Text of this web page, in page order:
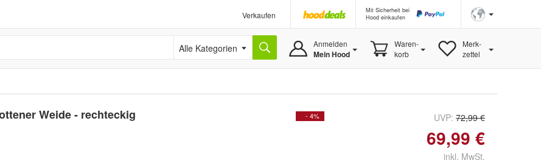
Verkaufen
Mit Sicherheit bei
Hood einkaufen
Alle Kategorien Anmelden
Mein Hood
Waren-
korb
Merk-
zettel
Weide - rechteckig - 4% UVP: 72,99 €
69,99 €
inkl. MwSt.